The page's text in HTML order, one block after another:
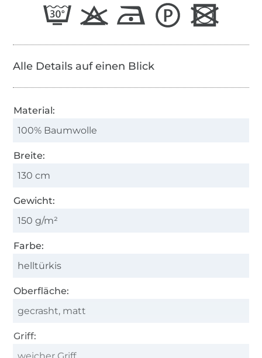
Alle Details auf einen Blick
Material:
100% Baumwolle
Breite:
130 cm
Gewicht:
150 g/m²
Farbe:
helltürkis
Oberfläche:
gecrasht, matt
Griff: